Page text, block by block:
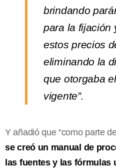
brindando
para la fijación
estos precios
eliminando la
que otorgaba
vigente”.
Y añadió que “como parte
se creó un manual de
las fuentes y las fórmulas